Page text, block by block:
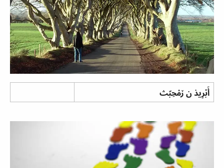
أَبْرِيذ ن ڒمْحِبّث